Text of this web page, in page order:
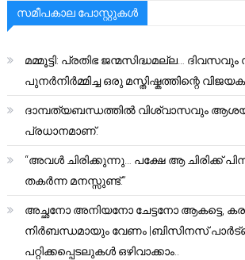
സമീപകാല പോസ്റ്റുകൾ
മമ്മൂട്ടി: പ്രതിഭ ജന്മസിദ്ധമല്ല…
പുനർനിർമ്മിച്ച ഒരു മസ്തിഷ്കത്തിന്റെ
ദാമ്പത്യബന്ധത്തിൽ വിശ്വാസവും
പ്രധാനമാണ്.
“അവൾ ചിരിക്കുന്നു… പക്ഷേ ആ ചിരിക്ക്
തകർന്ന മനസ്സുണ്ട്.”
അച്ഛനോ അനിയനോ ചേട്ടനോ ആകട്ടെ,
നിർബന്ധമായും വേണം |ബിസിനസ്
പറ്റിക്കപ്പെടലുകൾ ഒഴിവാക്കാം..